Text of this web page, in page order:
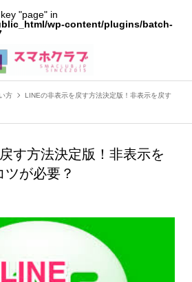
"page" in
wp-content/plugins/batch-
方
LINEの非表示を戻す方法決定版！非表示を戻す
す方法決定版！非表示を
が必要？